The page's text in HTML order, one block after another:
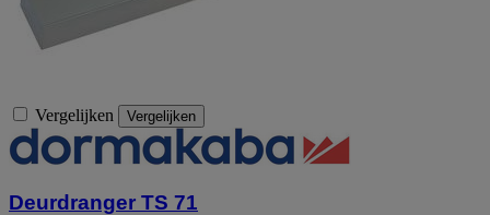
Vergelijken Vergelijken
Deurdranger TS 71